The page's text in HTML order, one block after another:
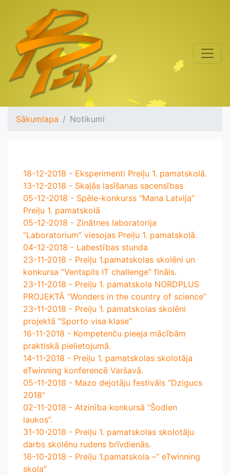
Sākumlapa Notikumi
18-12-2018 - Eksperimenti Preiļu 1. pamatskolā.
13-12-2018 - Skaļās lasīšanas sacensības
05-12-2018 - Spēle-konkurss “Mana Latvija”
Preiļu 1. pamatskolā
05-12-2018 - Zinātnes laboratorija
“Laboratorium” viesojas Preiļu 1. pamatskolā.
04-12-2018 - Labestības stunda
23-11-2018 - Preiļu 1.pamatskolas skolēni un
konkursa “Ventspils IT challenge” fināls.
23-11-2018 - Preiļu 1. pamatskola NORDPLUS
PROJEKTĀ “Wonders in the country of science”
23-11-2018 - Preiļu 1. pamatskolas skolēni
projektā “Sporto visa klase”
16-11-2018 - Kompetenču pieeja mācībām
praktiskā pielietojumā.
14-11-2018 - Preiļu 1. pamatskolas skolotāja
eTwinning konferencē Varšavā.
05-11-2018 - Mazo dejotāju festivāls “Dzigucs
2018”
02-11-2018 - Atzinība konkursā “Šodien
laukos”.
31-10-2018 - Preiļu 1. pamatskolas skolotāju
darbs skolēnu rudens brīvdienās.
16-10-2018 - Preiļu 1.pamatskola –“ eTwinning
skola”